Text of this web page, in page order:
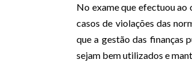
No exame que efectuou ao
casos de violações das
que a gestão das finanças
sejam bem utilizados e